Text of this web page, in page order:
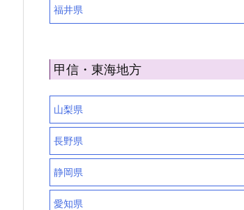
福井県
甲信・東海地方
山梨県
長野県
静岡県
愛知県